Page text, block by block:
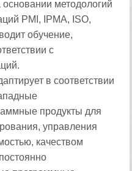
основании методологий
PMI, IPMA, ISO,
обучение,
с
в соответствии
продукты для
управления
качеством